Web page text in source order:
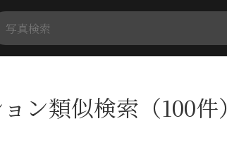
ン類似検索（100件）